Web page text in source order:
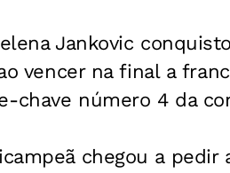
Jankovic
vencer na final a
chave número 4 da
chegou a